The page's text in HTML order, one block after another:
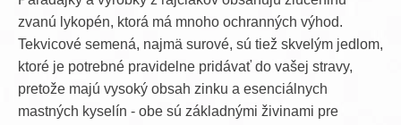
zvanú lykopén, ktorá má mnoho ochranných výhod.
Tekvicové semená, najmä surové, sú tiež skvelým jedlom,
ktoré je potrebné pravidelne pridávať do vašej stravy,
pretože majú vysoký obsah zinku a esenciálnych
mastných kyselín - obe sú základnými živinami pre